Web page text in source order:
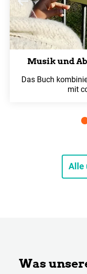
Musik und
Das Buch
mit
Alle
Was